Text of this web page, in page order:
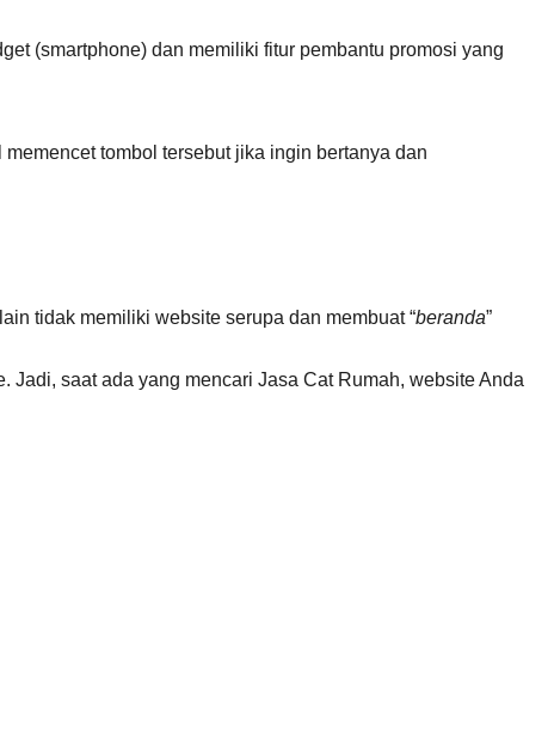
(smartphone) dan memiliki fitur pembantu promosi yang
tombol tersebut jika ingin bertanya dan
tidak memiliki website serupa dan membuat “beranda”
saat ada yang mencari Jasa Cat Rumah, website Anda